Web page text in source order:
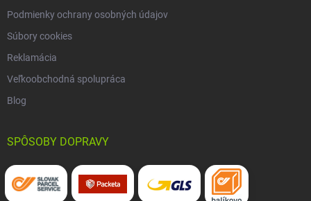
Podmienky ochrany osobných údajov
Súbory cookies
Reklamácia
Veľkoobchodná spolupráca
Blog
SPÔSOBY DOPRAVY